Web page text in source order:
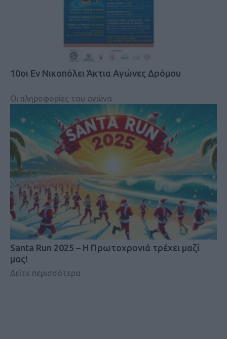
10οι Εν Νικοπόλει Άκτια Αγώνες Δρόμου
Οι πληροφορίες του αγώνα
Santa Run 2025 – Η Πρωτοχρονιά τρέχει μαζί
μας!
Δείτε περισσότερα